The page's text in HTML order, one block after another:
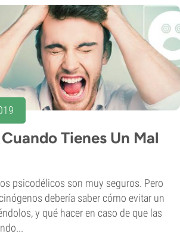
Tienes Un Mal
psicodélicos son muy seguros. Pero
debería saber cómo evitar un
y qué hacer en caso de que las